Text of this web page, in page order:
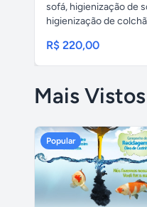
sofá, higienização de
higienização de
R$ 220,00
Mais
Popular